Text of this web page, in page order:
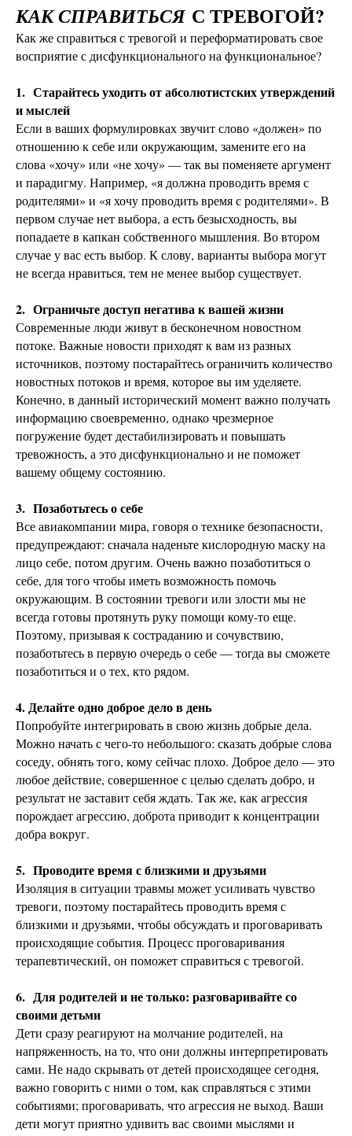
КАК СПРАВИТЬСЯ С ТРЕВОГОЙ?
Как же справиться с тревогой и переформатировать свое
восприятие с дисфункционального на функциональное?
1. Старайтесь уходить от абсолютистских утверждений
и мыслей
Если в ваших формулировках звучит слово «должен» по
отношению к себе или окружающим, замените его на
слова «хочу» или «не хочу» — так вы поменяете аргумент
и парадигму. Например, «я должна проводить время с
родителями» и «я хочу проводить время с родителями». В
первом случае нет выбора, а есть безысходность, вы
попадаете в капкан собственного мышления. Во втором
случае у вас есть выбор. К слову, варианты выбора могут
не всегда нравиться, тем не менее выбор существует.
2. Ограничьте доступ негатива к вашей жизни
Современные люди живут в бесконечном новостном
потоке. Важные новости приходят к вам из разных
источников, поэтому постарайтесь ограничить количество
новостных потоков и время, которое вы им уделяете.
Конечно, в данный исторический момент важно получать
информацию своевременно, однако чрезмерное
погружение будет дестабилизировать и повышать
тревожность, а это дисфункционально и не поможет
вашему общему состоянию.
3. Позаботьтесь о себе
Все авиакомпании мира, говоря о технике безопасности,
предупреждают: сначала наденьте кислородную маску на
лицо себе, потом другим. Очень важно позаботиться о
себе, для того чтобы иметь возможность помочь
окружающим. В состоянии тревоги или злости мы не
всегда готовы протянуть руку помощи кому-то еще.
Поэтому, призывая к состраданию и сочувствию,
позаботьтесь в первую очередь о себе — тогда вы сможете
позаботиться и о тех, кто рядом.
4. Делайте одно доброе дело в день
Попробуйте интегрировать в свою жизнь добрые дела.
Можно начать с чего-то небольшого: сказать добрые слова
соседу, обнять того, кому сейчас плохо. Доброе дело — это
любое действие, совершенное с целью сделать добро, и
результат не заставит себя ждать. Так же, как агрессия
порождает агрессию, доброта приводит к концентрации
добра вокруг.
5. Проводите время с близкими и друзьями
Изоляция в ситуации травмы может усиливать чувство
тревоги, поэтому постарайтесь проводить время с
близкими и друзьями, чтобы обсуждать и проговаривать
происходящие события. Процесс проговаривания
терапевтический, он поможет справиться с тревогой.
6. Для родителей и не только: разговаривайте со
своими детьми
Дети сразу реагируют на молчание родителей, на
напряженность, на то, что они должны интерпретировать
сами. Не надо скрывать от детей происходящее сегодня,
важно говорить с ними о том, как справляться с этими
событиями; проговаривать, что агрессия не выход. Ваши
дети могут приятно удивить вас своими мыслями и